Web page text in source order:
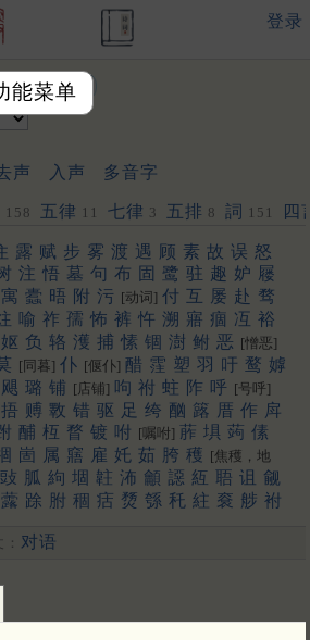
能菜单
登录
声 入声 多音字
158 五律 11 七律 3 五排 8 詞 151 四
露 赋 步 雾 渡 遇 顾 素 故 误 怒
注 悟 墓 句 布 固 鹭 驻 趣 妒 屦
寓 蠹 晤 附 污 [动词] 付 互 屡 赴 骛
喻 祚 孺 怖 裤 忤 溯 寤 痼 冱 裕
妪 负 辂 濩 捕 愫 锢 澍 鲋 恶 [憎恶]
[同暮] 仆 [偃仆] 醋 霔 塑 羽 吁 鹜 嫭
飓 璐 铺 [店铺] 呴 祔 蛀 阼 呼 [号呼]
捂 赙 斁 错 驱 足 绔 酗 簬 厝 作 戽
酺 枑 瞀 镀 咐 [嘱咐] 葄 埧 蒟 傃
崮 属 窹 雇 奼 茹 胯 穫 [焦穫，地
䜴 胍 絇 堌 䪒 㳍 龥 䜑 䊺 䎸 诅
觎
虂 䟻 胕 稒 㽽 熃 綔 秅 紸 䘱 䑰 袝
对语